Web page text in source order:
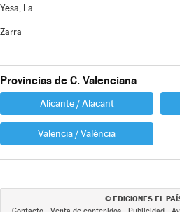
Yesa, La
Zarra
Provincias de C. Valenciana
Alicante / Alacant
Valencia / València
© EDICIONES EL